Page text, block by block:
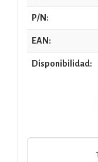
P/N:
EAN:
Disponibilidad: